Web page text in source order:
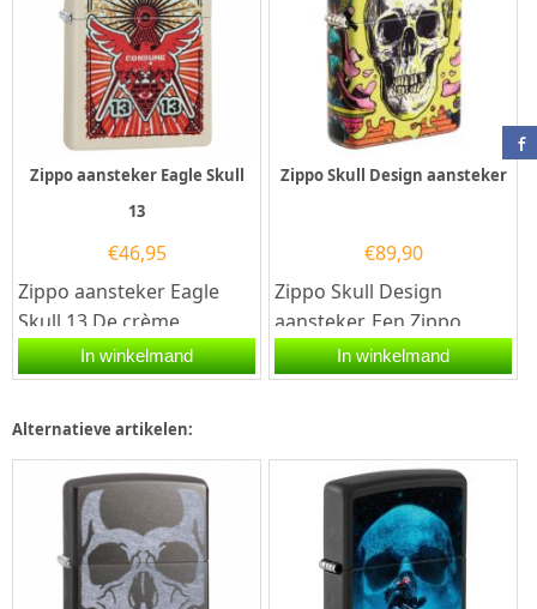
Zippo aansteker Eagle Skull
13
€46,95
Zippo aansteker Eagle
Skull 13.De crème
matte Zippo aansteker is
aan de voorzijde voorzien
In winkelmand
Zippo Skull Design aansteker
€89,90
Zippo Skull Design
aansteker. Een Zippo
benzineaansteker is een
kwalitatief...
In winkelmand
Alternatieve artikelen: